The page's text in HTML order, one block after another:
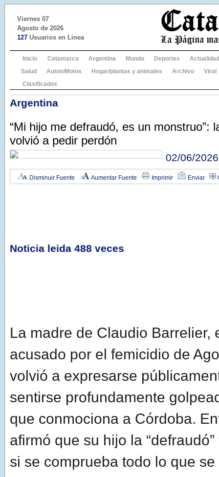
Viernes 07
Agosto de 2026
127 Usuarios en Linea
Inicio Catamarca Argentina Mundo Deportes
Actualidad
Salud
Autos/Motos Hogar/plantas y animales Archivo
Viral
Clasificados
Argentina
“Mi hijo me defraudó, es un monstruo”:
volvió a pedir perdón
02/06/2026
Disminuir Fuente Aumentar Fuente Imprimir Enviar
Noticia leida 488 veces
La madre de Claudio Barrelier,
acusado por el femicidio de
volvió a expresarse
sentirse profundamente
que conmociona a Córdoba.
afirmó que su hijo la
si se comprueba todo lo que